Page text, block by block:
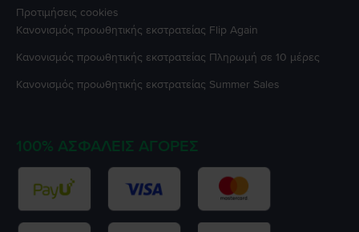
Προτιμήσεις cookies
Κανονισμός προωθητικής εκστρατείας Flip Again
Κανονισμός προωθητικής εκστρατείας Πληρωμή σε 10 μέρες
Κανονισμός προωθητικής εκστρατείας Summer Sales
100% ΑΣΦΑΛΕΊΣ ΑΓΟΡΈΣ